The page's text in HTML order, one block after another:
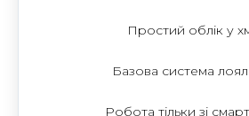
Простий облік у
Базова система
Робота тільки зі